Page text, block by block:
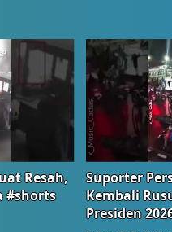
Resah,
#shorts
Suporter
Kembali
Presiden